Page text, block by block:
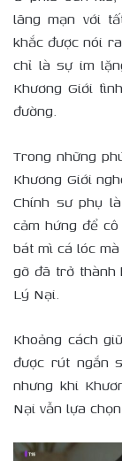
lãng mạn với
khắc được nói
chỉ là sự im
Khương Giới
đường.
Trong những
Khương Giới
Chính sư phụ
cảm hứng để
bát mì cá lóc
gỡ đã trở thành
Lý Nại.
Khoảng cách
được rút ngắn
nhưng khi
Nại vẫn lựa